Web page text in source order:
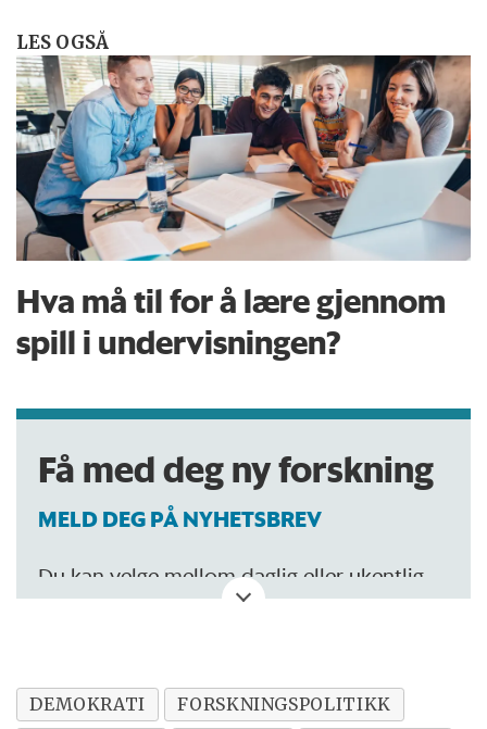
LES OGSÅ
Hva må til for å lære gjennom
spill i undervisningen?
Få med deg ny forskning
MELD DEG PÅ NYHETSBREV
Du kan velge mellom daglig eller ukentlig
DEMOKRATI
FORSKNINGSPOLITIKK